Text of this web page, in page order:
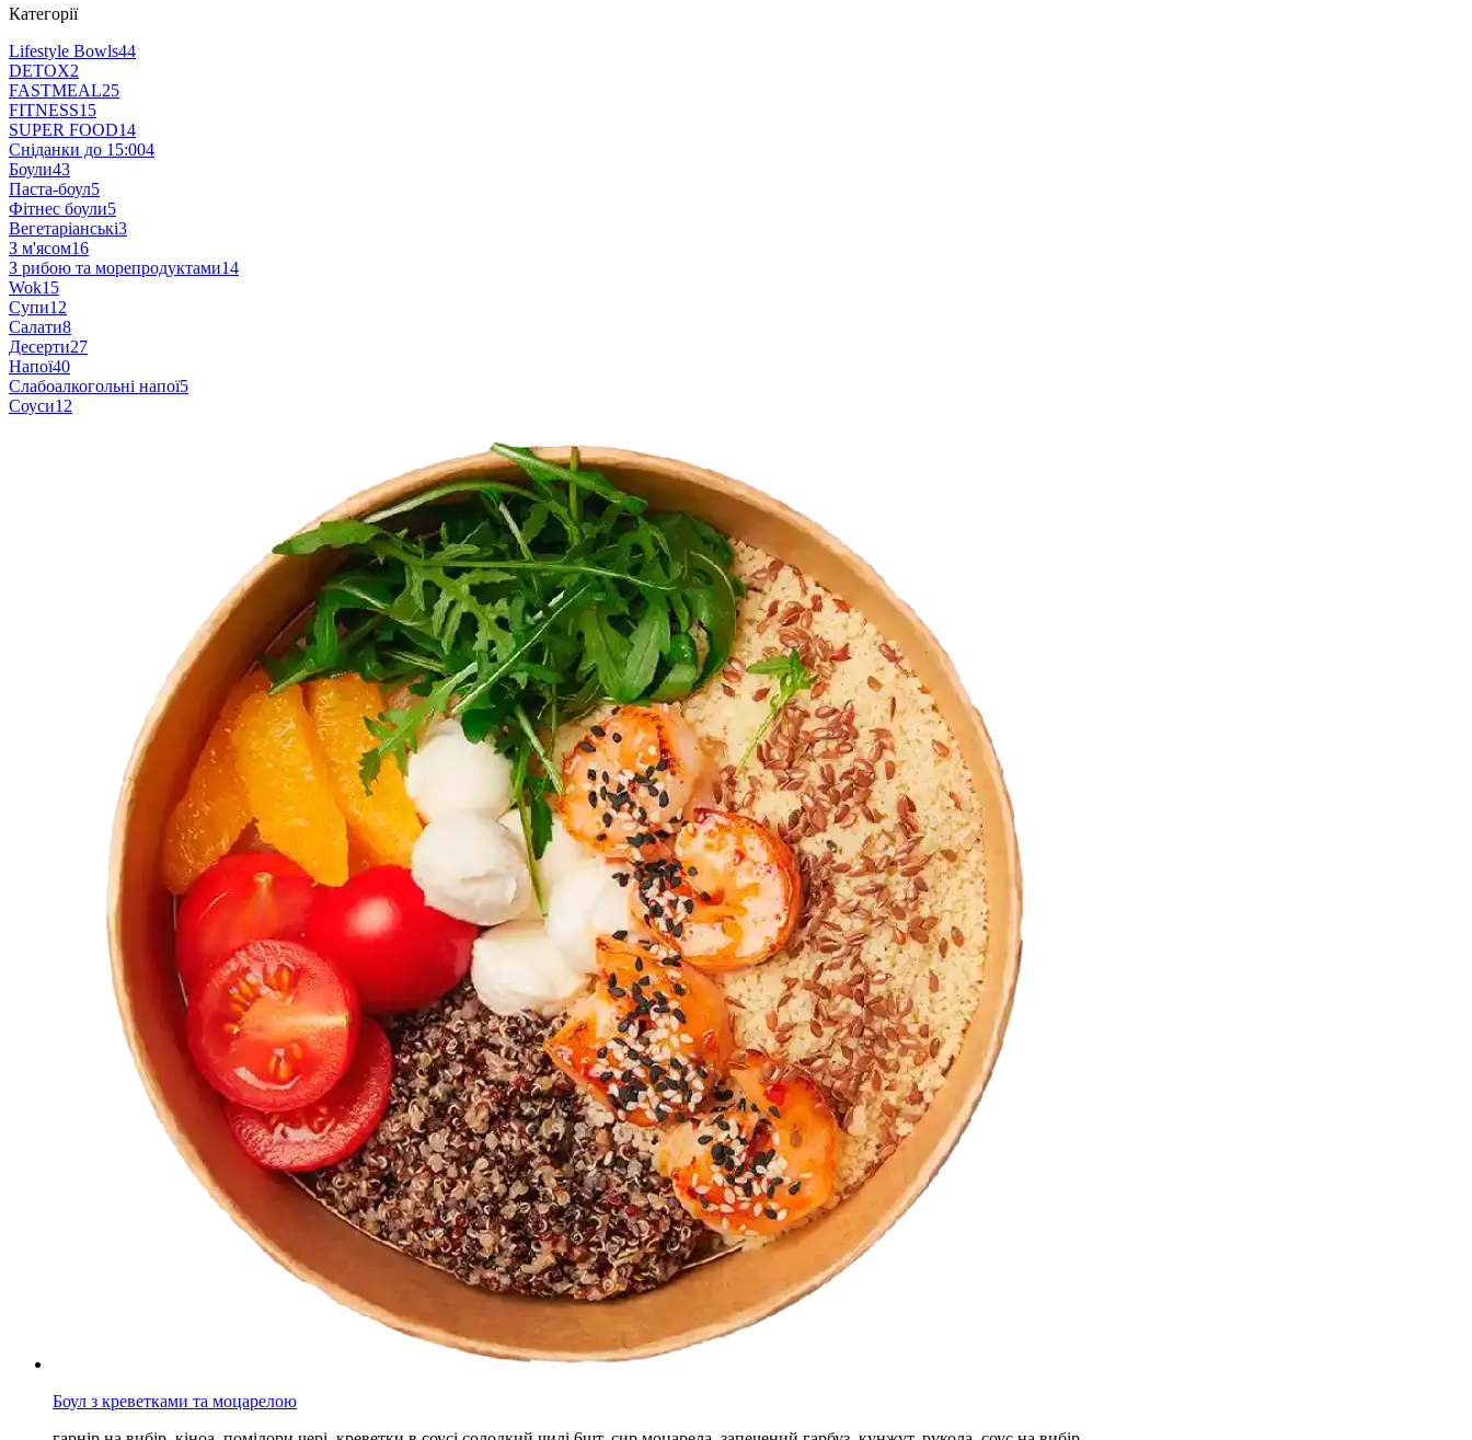
Категорії
Lifestyle Bowls44
DETOX2
FASTMEAL25
FITNESS15
SUPER FOOD14
Сніданки до 15:004
Боули43
Паста-боул5
Фітнес боули5
Вегетаріанські3
З м'ясом16
З рибою та морепродуктами14
Wok15
Супи12
Салати8
Десерти27
Напої40
Слабоалкогольні напої5
Соуси12
Боул з креветками та моцарелою